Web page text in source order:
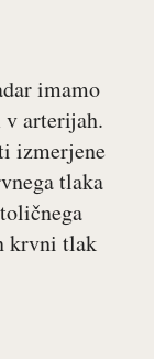
imamo
arterijah.
izmerjene
tlaka
krvni tlak